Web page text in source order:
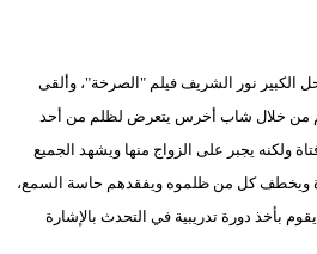
الكبير نور الشريف فيلم "الصرخة"، وألقى
من خلال شاب أخرس يتعرض لظلم من أحد
ولكنه يجبر على الزواج منها ويشهد الجميع
ويخطف كل من ظلموه ويفقدهم حاسة السمع،
بأخذ دورة تدريبية في التحدث بالإشارة